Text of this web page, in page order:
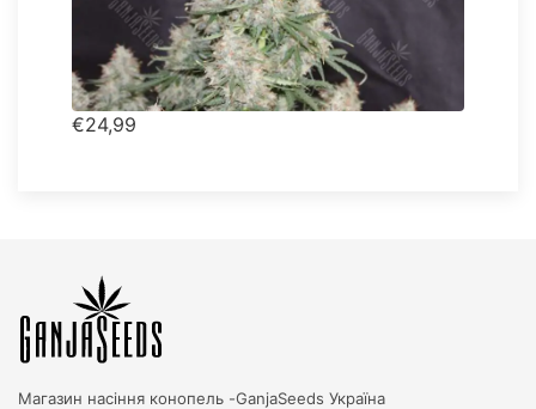
€24,99
Магазин насіння конопель -GanjaSeeds Україна